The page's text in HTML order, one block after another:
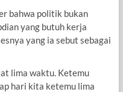
bahwa politik bukan
yang butuh kerja
yang ia sebut sebagai
lima waktu. Ketemu
hari kita ketemu lima